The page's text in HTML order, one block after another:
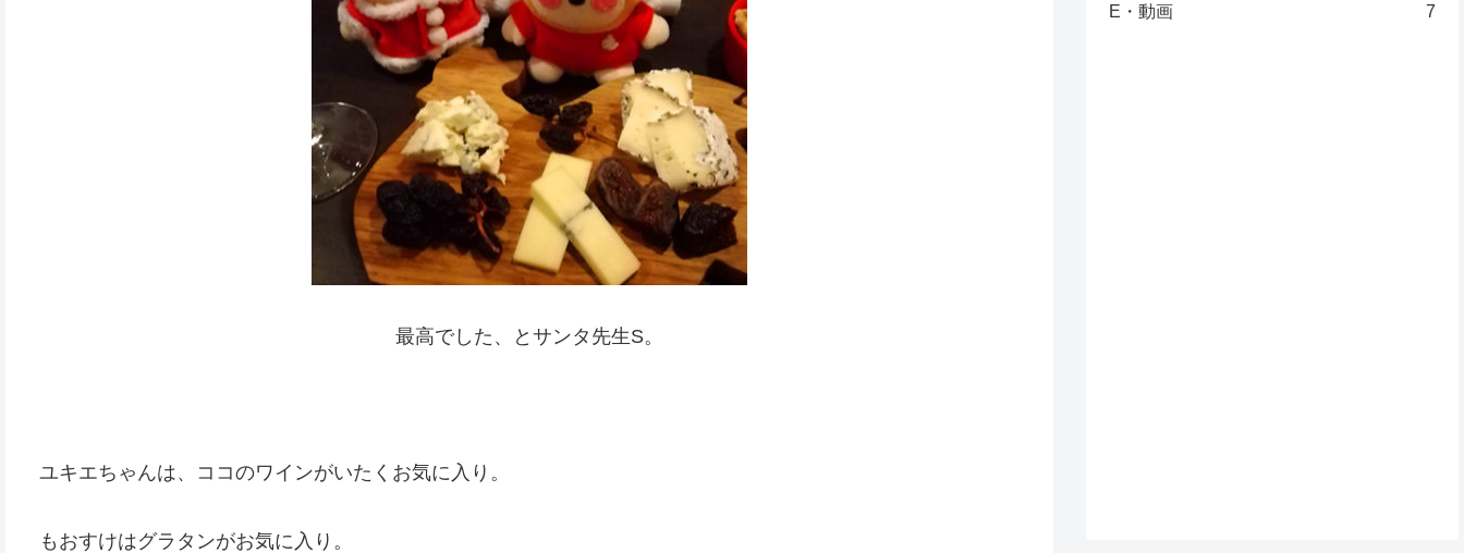
最高でした、とサンタ先生S。
ユキエちゃんは、ココのワインがいたくお気に入り。
もおすけはグラタンがお気に入り。
E・動画
7